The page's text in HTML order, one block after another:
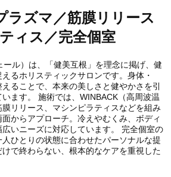
ラズマ／筋膜リリース
ィス／完全個室
ル）は、「健美互根」を理念に掲げ、健
るホリスティックサロンです。身体・
ることで、本来の美しさと健やかさを引
ます。 施術では、WINBACK（高周波温
リリース、マシンピラティスなどを組み
からアプローチ。冷えやむくみ、ボディ
いニーズに対応しています。 完全個室の
ひとりの状態に合わせたパーソナルな提
で終わらない、根本的なケアを重視した